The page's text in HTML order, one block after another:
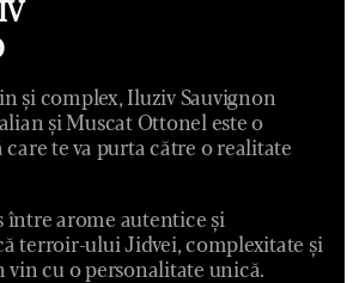
și complex, Iluziv Sauvignon
și Muscat Ottonel este o
te va purta către o realitate
între arome autentice și
terroir-ului Jidvei, complexitate și
cu o personalitate unică.